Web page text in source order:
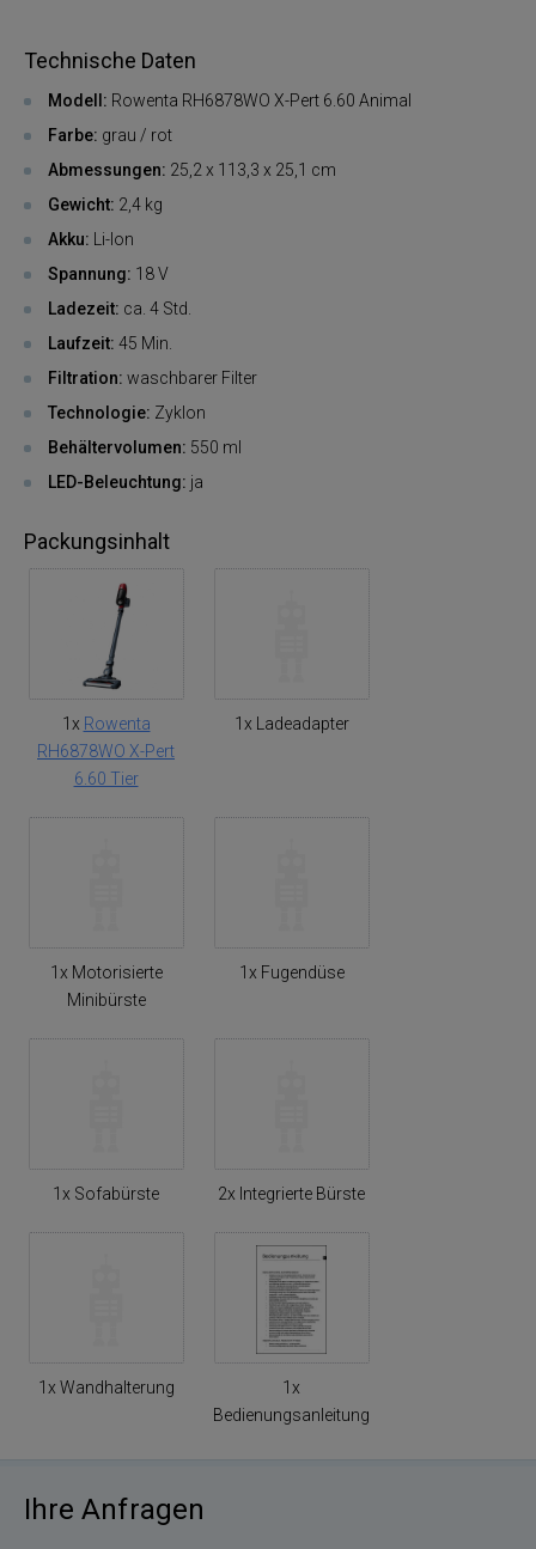
Technische Daten
Modell: Rowenta RH6878WO X-Pert 6.60 Animal
Farbe: grau / rot
Abmessungen: 25,2 x 113,3 x 25,1 cm
Gewicht: 2,4 kg
Akku: Li-Ion
Spannung: 18 V
Ladezeit: ca. 4 Std.
Laufzeit: 45 Min.
Filtration: waschbarer Filter
Technologie: Zyklon
Behältervolumen: 550 ml
LED-Beleuchtung: ja
Packungsinhalt
1x Rowenta
RH6878WO X-Pert
6.60 Tier
1x Ladeadapter
1x Motorisierte
Minibürste
1x Fugendüse
1x Sofabürste 2x Integrierte Bürste
1x Wandhalterung
1x
Bedienungsanleitung
Ihre Anfragen